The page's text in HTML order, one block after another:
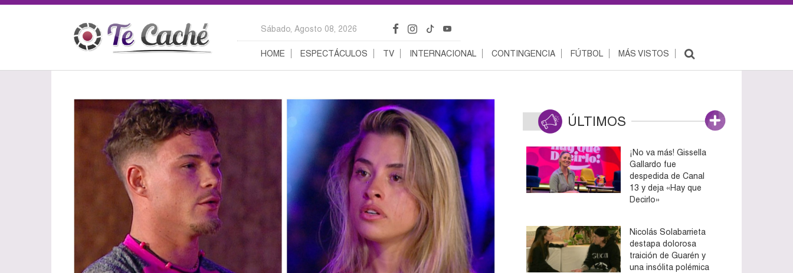
Sábado, Agosto 08, 2026
HOME ESPECTÁCULOS TV INTERNACIONAL CONTINGENCIA FÚTBOL MÁS VISTOS
ÚLTIMOS
¡No va más! Gissella
Gallardo fue
despedida de Canal
13 y deja «Hay que
Decirlo»
Nicolás Solabarrieta
destapa dolorosa
traición de Guarén y
una insólita polémica